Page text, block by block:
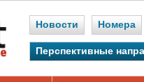
Новости Номера
Перспективные